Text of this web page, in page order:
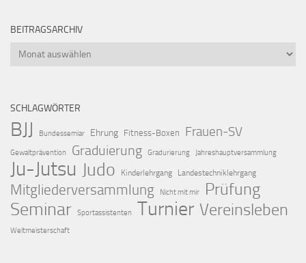
BEITRAGSARCHIV
Beitragsarchiv
SCHLAGWÖRTER
BJJ Bundessemiar Ehrung Fitness-Boxen Frauen-SV
Gewaltprävention Graduierung Gradurierung Jahreshauptversammlung
Ju-Jutsu Judo Kinderlehrgang Landestechniklehrgang
Mitgliederversammlung Nicht mit mir Prüfung
Seminar Sportassistenten Turnier Vereinsleben
Weltmeisterschaft